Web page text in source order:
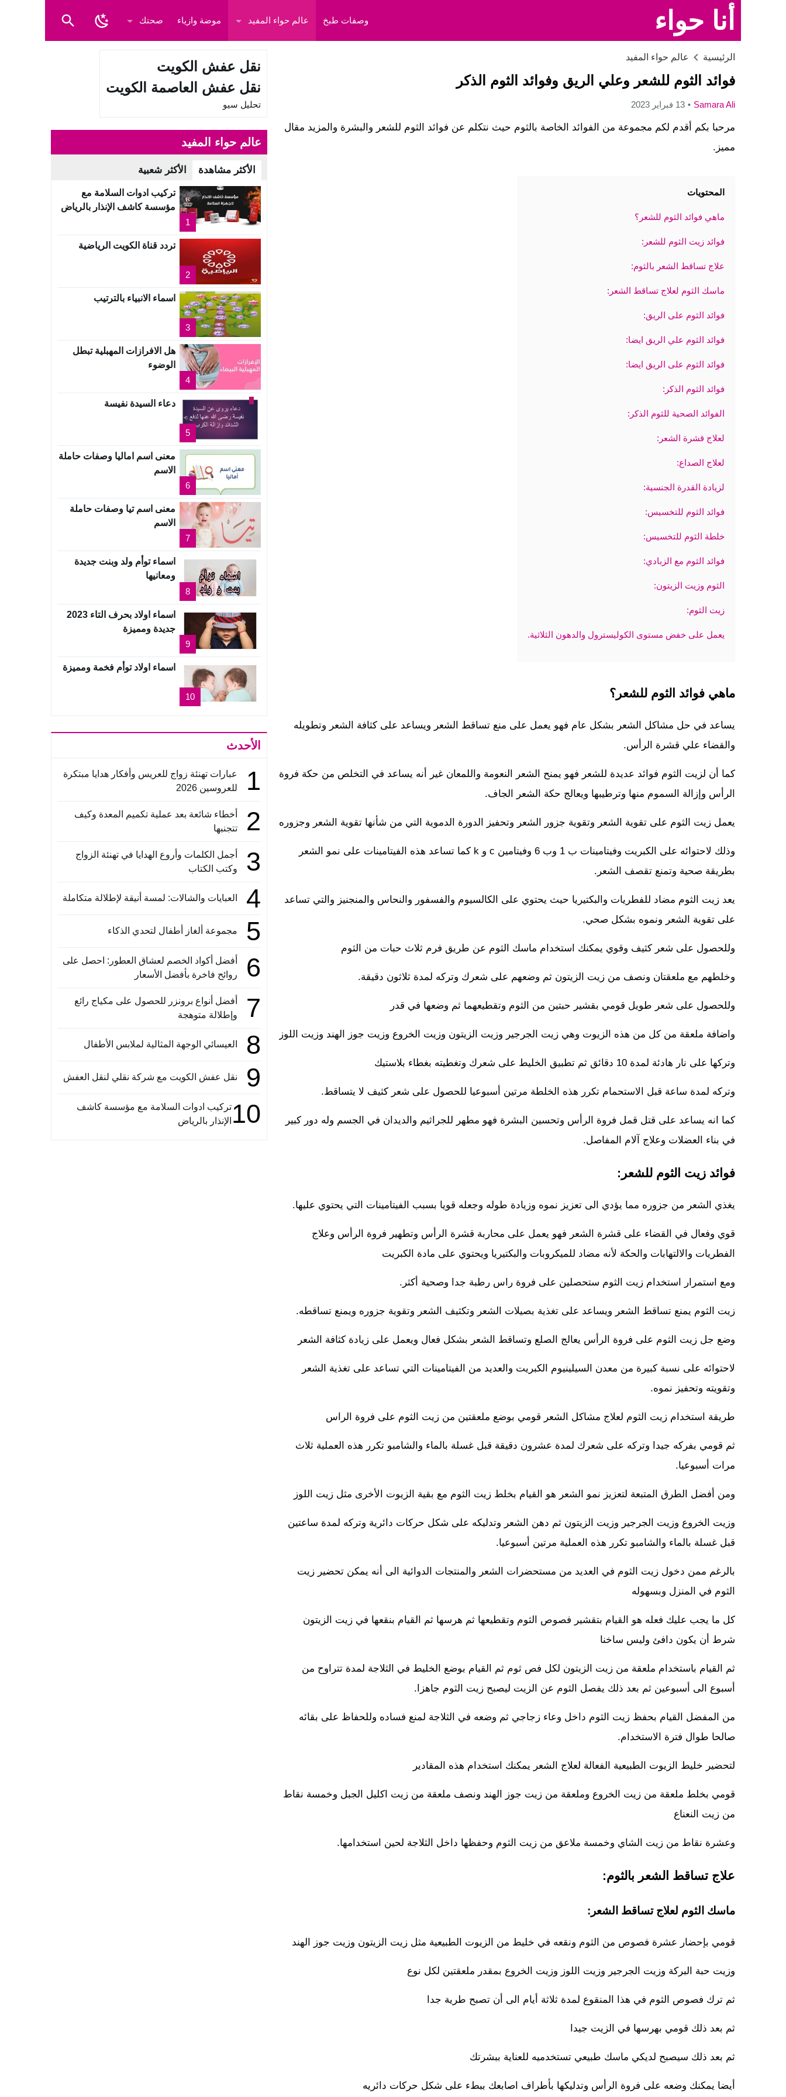
أنا حواء وصفات طبخ عالم حواء المفيد موضة وازياء صحتك
الرئيسية عالم حواء المفيد
فوائد الثوم للشعر وعلي الريق وفوائد الثوم الذكر
Samara Ali 13 فبراير 2023
مرحبا بكم أقدم لكم مجموعة من الفوائد الخاصة بالثوم حيث نتكلم عن فوائد الثوم للشعر والبشرة والمزيد مقال
مميز.
المحتويات
ماهي فوائد الثوم للشعر؟
فوائد زيت الثوم للشعر:
علاج تساقط الشعر بالثوم:
ماسك الثوم لعلاج تساقط الشعر:
فوائد الثوم على الريق:
فوائد الثوم علي الريق ايضا:
فوائد الثوم على الريق ايضا:
فوائد الثوم الذكر:
الفوائد الصحية للثوم الذكر:
لعلاج قشرة الشعر:
لعلاج الصداع:
لزيادة القدرة الجنسية:
فوائد الثوم للتخسيس:
خلطة الثوم للتخسيس:
فوائد الثوم مع الزبادي:
الثوم وزيت الزيتون:
زيت الثوم:
يعمل على خفض مستوى الكوليسترول والدهون الثلاثية.
ماهي فوائد الثوم للشعر؟
يساعد في حل مشاكل الشعر بشكل عام فهو يعمل على منع تساقط الشعر ويساعد على كثافة الشعر وتطويله
والقضاء علي قشرة الرأس.
كما أن لزيت الثوم فوائد عديدة للشعر فهو يمنح الشعر النعومة واللمعان غير أنه يساعد في التخلص من حكة فروة
الرأس وإزالة السموم منها وترطيبها ويعالج حكة الشعر الجاف.
يعمل زيت الثوم على تقوية الشعر وتقوية جزور الشعر وتحفيز الدورة الدموية التي من شأنها تقوية الشعر وجزوره
وذلك لاحتوائه على الكبريت وفيتامينات ب 1 وب 6 وفيتامين c و k كما تساعد هذه الفيتامينات على نمو الشعر
بطريقة صحية وتمنع تقصف الشعر.
يعد زيت الثوم مضاد للفطريات والبكتيريا حيث يحتوي على الكالسيوم والفسفور والنحاس والمنجنيز والتي تساعد
على تقوية الشعر ونموه بشكل صحي.
وللحصول على شعر كثيف وقوي يمكنك استخدام ماسك الثوم عن طريق فرم ثلاث حبات من الثوم
وخلطهم مع ملعقتان ونصف من زيت الزيتون ثم وضعهم على شعرك وتركه لمدة ثلاثون دقيقة.
وللحصول على شعر طويل قومي بقشير حبتين من الثوم وتقطيعهما ثم وضعها في قدر
واضافة ملعقة من كل من هذه الزيوت وهي زيت الجرجير وزيت الزيتون وزيت الخروع وزيت جوز الهند وزيت اللوز
وتركها على نار هادئة لمدة 10 دقائق ثم تطبيق الخليط على شعرك وتغطيته بغطاء بلاستيك
وتركه لمدة ساعة قبل الاستحمام تكرر هذه الخلطة مرتين أسبوعيا للحصول على شعر كثيف لا يتساقط.
كما انه يساعد على قتل قمل فروة الرأس وتحسين البشرة فهو مطهر للجراثيم والديدان في الجسم وله دور كبير
في بناء العضلات وعلاج آلام المفاصل.
فوائد زيت الثوم للشعر:
يغذي الشعر من جزوره مما يؤدي الى تعزيز نموه وزيادة طوله وجعله قويا بسبب الفيتامينات التي يحتوي عليها.
قوي وفعال في القضاء على قشرة الشعر فهو يعمل على محاربة قشرة الرأس وتطهير فروة الرأس وعلاج
الفطريات والالتهابات والحكة لأنه مضاد للميكروبات والبكتيريا ويحتوي على مادة الكبريت
ومع استمرار استخدام زيت الثوم ستحصلين على فروة راس رطبة جدا وصحية أكثر.
زيت الثوم يمنع تساقط الشعر ويساعد على تغذية بصيلات الشعر وتكثيف الشعر وتقوية جزوره ويمنع تساقطه.
وضع جل زيت الثوم على فروة الرأس يعالج الصلع وتساقط الشعر بشكل فعال ويعمل على زيادة كثافة الشعر
لاحتوائه على نسبة كبيرة من معدن السيلينيوم الكبريت والعديد من الفيتامينات التي تساعد على تغذية الشعر
وتقويته وتحفيز نموه.
طريقة استخدام زيت الثوم لعلاج مشاكل الشعر قومي بوضع ملعقتين من زيت الثوم على فروة الراس
ثم قومي بفركه جيدا وتركه على شعرك لمدة عشرون دقيقة قبل غسلة بالماء والشامبو تكرر هذه العملية ثلاث
مرات أسبوعيا.
ومن أفضل الطرق المتبعة لتعزيز نمو الشعر هو القيام بخلط زيت الثوم مع بقية الزيوت الأخرى مثل زيت اللوز
وزيت الخروع وزيت الجرجير وزيت الزيتون ثم دهن الشعر وتدليكه على شكل حركات دائرية وتركه لمدة ساعتين
قبل غسلة بالماء والشامبو تكرر هذه العملية مرتين أسبوعيا.
بالرغم ممن دخول زيت الثوم في العديد من مستحضرات الشعر والمنتجات الدوائية الى أنه يمكن تحضير زيت
الثوم في المنزل وبسهوله
كل ما يجب عليك فعله هو القيام بتقشير فصوص الثوم وتقطيعها ثم هرسها ثم القيام بنقعها في زيت الزيتون
شرط أن يكون دافئ وليس ساخنا
ثم القيام باستخدام ملعقة من زيت الزيتون لكل فص ثوم ثم القيام بوضع الخليط في الثلاجة لمدة تتراوح من
أسبوع الى أسبوعين ثم بعد ذلك يفصل الثوم عن الزيت ليصبح زيت الثوم جاهزا.
من المفضل القيام بحفظ زيت الثوم داخل وعاء زجاجي ثم وضعه في الثلاجة لمنع فساده وللحفاظ على بقائه
صالحا طوال فترة الاستخدام.
لتحضير خليط الزيوت الطبيعية الفعالة لعلاج الشعر يمكنك استخدام هذه المقادير
قومي بخلط ملعقة من زيت الخروع وملعقة من زيت جوز الهند ونصف ملعقة من زيت اكليل الجبل وخمسة نقاط
من زيت النعناع
وعشرة نقاط من زيت الشاي وخمسة ملاعق من زيت الثوم وحفظها داخل الثلاجة لحين استخدامها.
علاج تساقط الشعر بالثوم:
ماسك الثوم لعلاج تساقط الشعر:
قومي بإحضار عشرة فصوص من الثوم ونقعه في خليط من الزيوت الطبيعية مثل زيت الزيتون وزيت جوز الهند
وزيت حبة البركة وزيت الجرجير وزيت اللوز وزيت الخروع بمقدر ملعقتين لكل نوع
ثم ترك فصوص الثوم في هذا المنقوع لمدة ثلاثة أيام الى أن تصبح طرية جدا
ثم بعد ذلك قومي بهرسها في الزيت جيدا
ثم بعد ذلك سيصبح لديكي ماسك طبيعي تستخدميه للعناية ببشرتك
أيضا يمكنك وضعه على فروة الرأس وتدليكها بأطراف اصابعك ببطء على شكل حركات دائريه
نقل عفش الكويت
نقل عفش العاصمة الكويت
تحليل سيو
عالم حواء المفيد
الأكثر مشاهدة الأكثر شعبية
1
تركيب ادوات السلامة مع
مؤسسة كاشف الإنذار بالرياض
2
تردد قناة الكويت الرياضية
3
اسماء الانبياء بالترتيب
4
هل الافرازات المهبلية تبطل
الوضوء
5
دعاء السيدة نفيسة
6
معنى اسم اماليا وصفات حاملة
الاسم
7
معنى اسم تيا وصفات حاملة
الاسم
8
اسماء توأم ولد وبنت جديدة
ومعانيها
9
اسماء اولاد بحرف التاء 2023
جديدة ومميزة
10
اسماء اولاد توأم فخمة ومميزة
الأحدث
1
عبارات تهنئة زواج للعريس وأفكار هدايا مبتكرة
للعروسين 2026
2
أخطاء شائعة بعد عملية تكميم المعدة وكيف
تتجنبها
3
أجمل الكلمات وأروع الهدايا في تهنئة الزواج
وكتب الكتاب
4 العبايات والشالات: لمسة أنيقة لإطلالة متكاملة
5 مجموعة ألغاز أطفال لتحدي الذكاء
6
أفضل أكواد الخصم لعشاق العطور: احصل على
روائح فاخرة بأفضل الأسعار
7
أفضل أنواع برونزر للحصول على مكياج رائع
وإطلالة متوهجة
8 العيسائي الوجهة المثالية لملابس الأطفال
9 نقل عفش الكويت مع شركة نقلي لنقل العفش
10تركيب ادوات السلامة مع مؤسسة كاشف
الإنذار بالرياض